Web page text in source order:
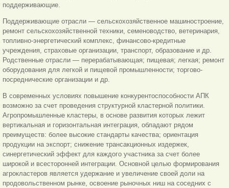
поддерживающие.
Поддерживающие отрасли — сельскохозяйственное машиностроение,
ремонт сельскохозяйственной техники, семеноводство, ветеринария,
топливно-энергетический комплекс, финансово-кредитные
учреждения, страховые организации, транспорт, образование и др.
Родственные отрасли — перерабатывающая; пищевая; легкая; ремонт
оборудования для легкой и пищевой промышленности; торгово-
посреднические организации и др.
В современных условиях повышение конкурентоспособности АПК
возможно за счет проведения структурной кластерной политики.
Агропромышленные кластеры, в основе развития которых лежит
вертикальная и горизонтальная интеграция, обладают рядом
преимуществ: более высокие стандарты качества; ориентация
продукции на экспорт; снижение трансакционных издержек,
синергетический эффект для каждого участника за счет более
широкой и всесторонней интеграции. Основной целью формирования
агрокластеров является удержание и увеличение своей доли на
продовольственном рынке, освоение рыночных ниш на соседних с